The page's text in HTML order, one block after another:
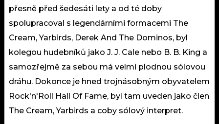
přesně před šedesáti lety a od té doby
spolupracoval s legendárními formacemi The
Cream, Yarbirds, Derek And The Dominos, byl
kolegou hudebníků jako J. J. Cale nebo B. B. King a
samozřejmě za sebou má velmi plodnou sólovou
dráhu. Dokonce je hned trojnásobným obyvatelem
Rock'n'Roll Hall Of Fame, byl tam uveden jako člen
The Cream, Yarbirds a coby sólový interpret.